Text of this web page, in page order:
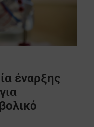
έναρξης